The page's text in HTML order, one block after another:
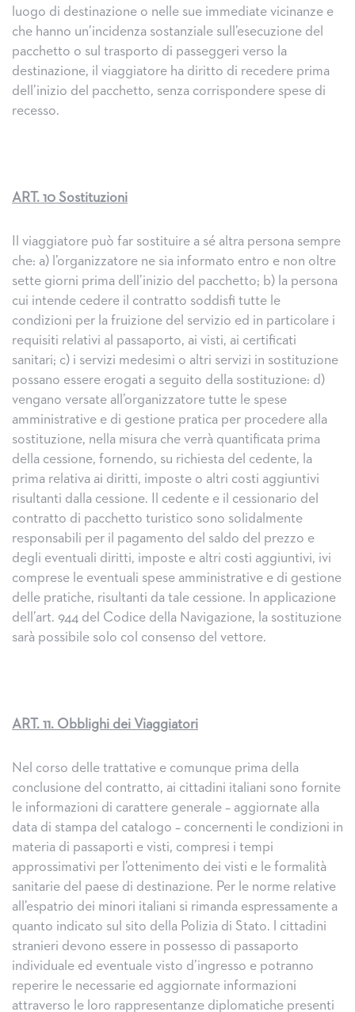
luogo di destinazione o nelle sue immediate vicinanze e
che hanno un’incidenza sostanziale sull’esecuzione del
pacchetto o sul trasporto di passeggeri verso la
destinazione, il viaggiatore ha diritto di recedere prima
dell’inizio del pacchetto, senza corrispondere spese di
recesso.
ART. 10 Sostituzioni
Il viaggiatore può far sostituire a sé altra persona sempre
che: a) l’organizzatore ne sia informato entro e non oltre
sette giorni prima dell’inizio del pacchetto; b) la persona
cui intende cedere il contratto soddisfi tutte le
condizioni per la fruizione del servizio ed in particolare i
requisiti relativi al passaporto, ai visti, ai certificati
sanitari; c) i servizi medesimi o altri servizi in sostituzione
possano essere erogati a seguito della sostituzione: d)
vengano versate all’organizzatore tutte le spese
amministrative e di gestione pratica per procedere alla
sostituzione, nella misura che verrà quantificata prima
della cessione, fornendo, su richiesta del cedente, la
prima relativa ai diritti, imposte o altri costi aggiuntivi
risultanti dalla cessione. Il cedente e il cessionario del
contratto di pacchetto turistico sono solidalmente
responsabili per il pagamento del saldo del prezzo e
degli eventuali diritti, imposte e altri costi aggiuntivi, ivi
comprese le eventuali spese amministrative e di gestione
delle pratiche, risultanti da tale cessione. In applicazione
dell’art. 944 del Codice della Navigazione, la sostituzione
sarà possibile solo col consenso del vettore.
ART. 11. Obblighi dei Viaggiatori
Nel corso delle trattative e comunque prima della
conclusione del contratto, ai cittadini italiani sono fornite
le informazioni di carattere generale – aggiornate alla
data di stampa del catalogo – concernenti le condizioni in
materia di passaporti e visti, compresi i tempi
approssimativi per l’ottenimento dei visti e le formalità
sanitarie del paese di destinazione. Per le norme relative
all’espatrio dei minori italiani si rimanda espressamente a
quanto indicato sul sito della Polizia di Stato. l cittadini
stranieri devono essere in possesso di passaporto
individuale ed eventuale visto d’ingresso e potranno
reperire le necessarie ed aggiornate informazioni
attraverso le loro rappresentanze diplomatiche presenti